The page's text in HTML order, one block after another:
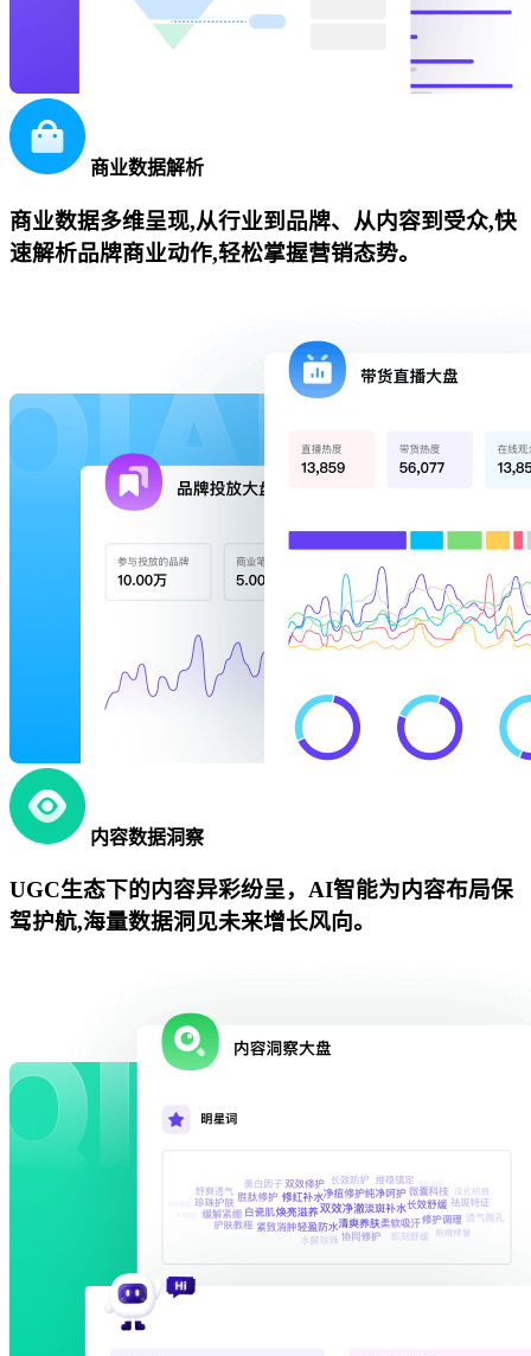
商业数据解析
商业数据多维呈现,从行业到品牌、从内容到受众,快
速解析品牌商业动作,轻松掌握营销态势。
内容数据洞察
UGC生态下的内容异彩纷呈，AI智能为内容布局保
驾护航,海量数据洞见未来增长风向。